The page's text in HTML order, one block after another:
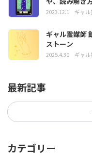
2023.12.1 ギャ
ギャル霊媒師
ストーン
2025.4.30 ギャ
最新記事
カテゴリー